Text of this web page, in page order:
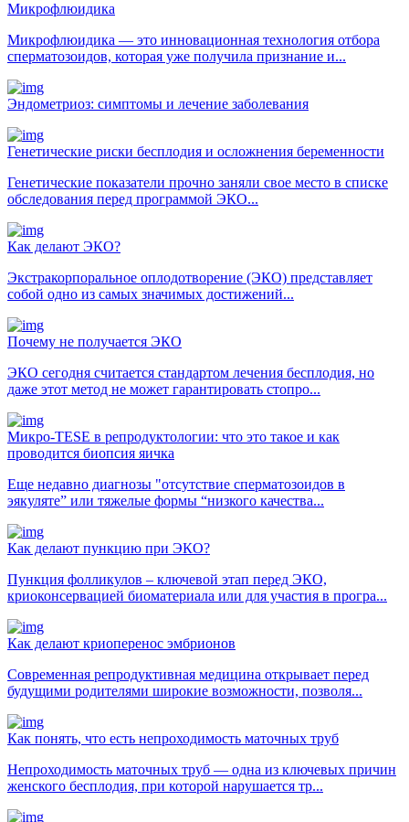
Микрофлюидика
Микрофлюидика — это инновационная технология отбора
сперматозоидов, которая уже получила признание и...
Эндометриоз: симптомы и лечение заболевания
Генетические риски бесплодия и осложнения беременности
Генетические показатели прочно заняли свое место в списке
обследования перед программой ЭКО...
Как делают ЭКО?
Экстракорпоральное оплодотворение (ЭКО) представляет
собой одно из самых значимых достижений...
Почему не получается ЭКО
ЭКО сегодня считается стандартом лечения бесплодия, но
даже этот метод не может гарантировать стопро...
Микро-TESE в репродуктологии: что это такое и как
проводится биопсия яичка
Еще недавно диагнозы "отсутствие сперматозоидов в
эякуляте” или тяжелые формы “низкого качества...
Как делают пункцию при ЭКО?
Пункция фолликулов – ключевой этап перед ЭКО,
криоконсервацией биоматериала или для участия в програ...
Как делают криоперенос эмбрионов
Современная репродуктивная медицина открывает перед
будущими родителями широкие возможности, позволя...
Как понять, что есть непроходимость маточных труб
Непроходимость маточных труб — одна из ключевых причин
женского бесплодия, при которой нарушается тр...